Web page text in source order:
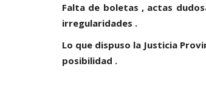
Falta de boletas , actas
irregularidades .
Lo que dispuso la Justicia
posibilidad .